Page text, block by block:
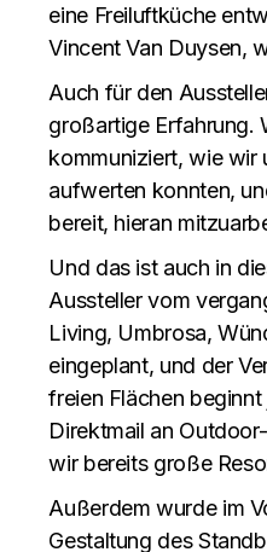
eine Freiluftküche
Vincent Van Duysen,
Auch für den
großartige Erfahrung.
kommuniziert, wie wir
aufwerten konnten,
bereit, hieran
Und das ist auch in
Aussteller vom
Living, Umbrosa,
eingeplant, und der
freien Flächen
Direktmail an
wir bereits große
Außerdem wurde im
Gestaltung des